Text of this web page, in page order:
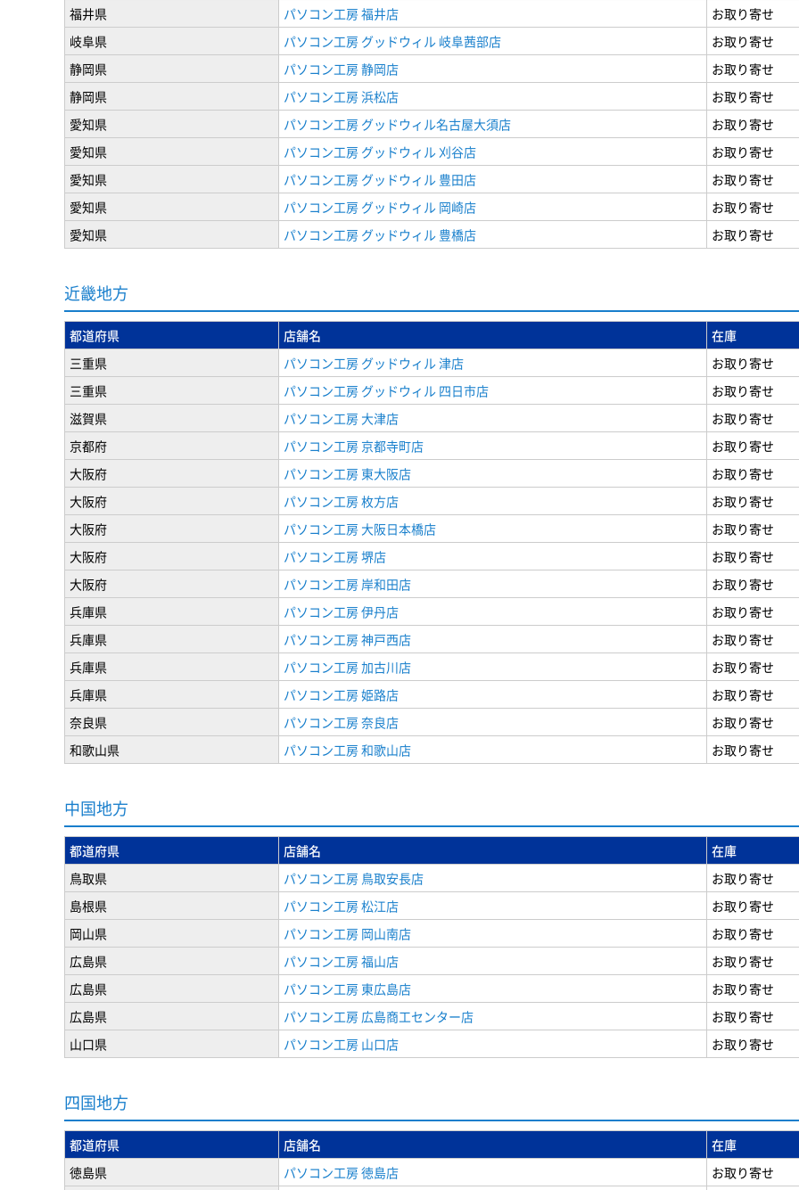
福井県
パソコン工房 福井店
お取り寄せ
岐阜県
パソコン工房 グッドウィル 岐阜茜部店
お取り寄せ
静岡県
パソコン工房 静岡店
お取り寄せ
静岡県
パソコン工房 浜松店
お取り寄せ
愛知県
パソコン工房 グッドウィル名古屋大須店
お取り寄せ
愛知県
パソコン工房 グッドウィル 刈谷店
お取り寄せ
愛知県
パソコン工房 グッドウィル 豊田店
お取り寄せ
愛知県
パソコン工房 グッドウィル 岡崎店
お取り寄せ
愛知県
パソコン工房 グッドウィル 豊橋店 お取り寄せ
近畿地方
都道府県 店舗名
在庫
三重県
パソコン工房 グッドウィル 津店
お取り寄せ
三重県
パソコン工房 グッドウィル 四日市店
お取り寄せ
滋賀県
パソコン工房 大津店
お取り寄せ
京都府
パソコン工房 京都寺町店
お取り寄せ
大阪府
パソコン工房 東大阪店
お取り寄せ
大阪府
パソコン工房 枚方店
お取り寄せ
大阪府
パソコン工房 大阪日本橋店
お取り寄せ
大阪府
パソコン工房 堺店
お取り寄せ
大阪府
パソコン工房 岸和田店
お取り寄せ
兵庫県
パソコン工房 伊丹店
お取り寄せ
兵庫県
パソコン工房 神戸西店
お取り寄せ
兵庫県
パソコン工房 加古川店
お取り寄せ
兵庫県
パソコン工房 姫路店
お取り寄せ
奈良県
パソコン工房 奈良店
お取り寄せ
和歌山県
パソコン工房 和歌山店 お取り寄せ
中国地方
都道府県 店舗名
在庫
鳥取県
パソコン工房 鳥取安長店
お取り寄せ
島根県
パソコン工房 松江店
お取り寄せ
岡山県
パソコン工房 岡山南店
お取り寄せ
広島県
パソコン工房 福山店
お取り寄せ
広島県
パソコン工房 東広島店
お取り寄せ
広島県
パソコン工房 広島商工センター店
お取り寄せ
山口県
パソコン工房 山口店 お取り寄せ
四国地方
都道府県 店舗名
在庫
徳島県
パソコン工房 徳島店
お取り寄せ